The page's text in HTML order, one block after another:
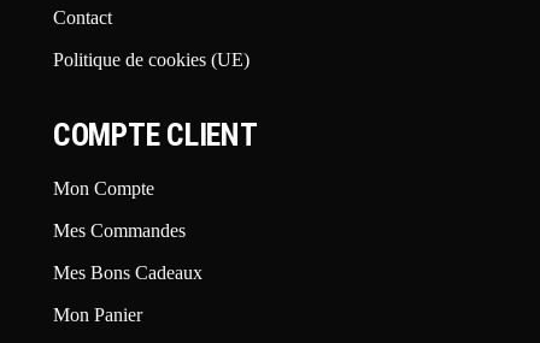
Contact
Politique de cookies (UE)
COMPTE CLIENT
Mon Compte
Mes Commandes
Mes Bons Cadeaux
Mon Panier